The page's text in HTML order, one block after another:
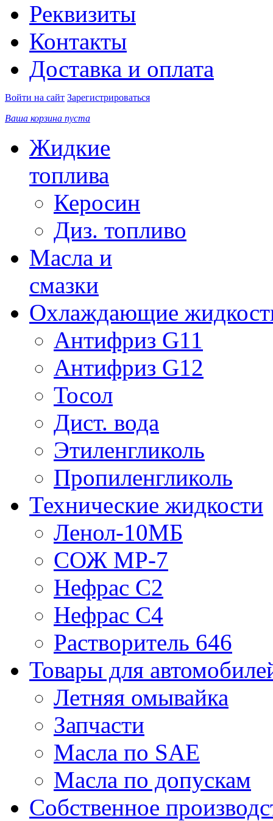
Реквизиты
Контакты
Доставка и оплата
Войти на сайт Зарегистрироваться
Ваша корзина пуста
Жидкие
топлива
Керосин
Диз. топливо
Масла и
смазки
Охлаждающие
Антифриз G11
Антифриз G12
Тосол
Дист. вода
Этиленгликоль
Пропиленгликоль
Технические жидкости
Ленол-10МБ
СОЖ МР-7
Нефрас С2
Нефрас С4
Растворитель 646
Товары для
Летняя омывайка
Запчасти
Масла по SAE
Масла по допускам
Собственное